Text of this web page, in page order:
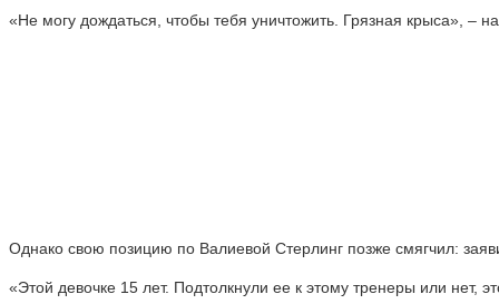
«Не могу дождаться, чтобы тебя уничтожить. Грязная крыса», –
Однако свою позицию по Валиевой Стерлинг позже смягчил:
«Этой девочке 15 лет. Подтолкнули ее к этому тренеры или нет,